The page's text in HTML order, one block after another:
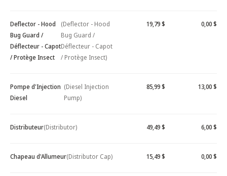
Deflector - Hood
Bug Guard /
Déflecteur - Capot
/ Protège Insect
(Deflector - Hood
Bug Guard /
Déflecteur - Capot
/ Protège Insect)
19,79 $ 0,00 $
Pompe d'Injection
Diesel
(Diesel Injection
Pump)
85,99 $ 13,00 $
Distributeur(Distributor) 49,49 $ 6,00 $
Chapeau d'Allumeur(Distributor Cap) 15,49 $ 0,00 $